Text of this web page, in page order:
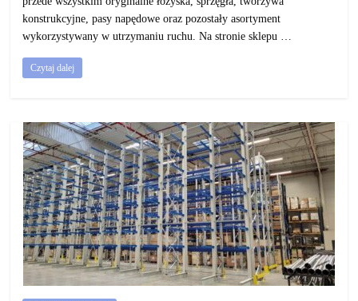
konstrukcyjne, pasy napędowe oraz pozostały asortyment
wykorzystywany w utrzymaniu ruchu. Na stronie sklepu …
Czytaj dalej